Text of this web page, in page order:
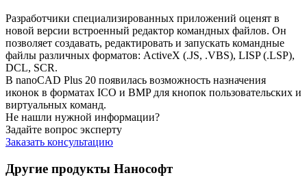
Разработчики специализированных приложений оценят в
новой версии встроенный редактор командных файлов. Он
позволяет создавать, редактировать и запускать командные
файлы различных форматов: ActiveX (.JS, .VBS), LISP (.LSP),
DCL, SCR.
В nanoCAD Plus 20 появилась возможность назначения
иконок в форматах ICO и BMP для кнопок пользовательских и
виртуальных команд.
Не нашли нужной информации?
Задайте вопрос эксперту
Заказать консультацию
Другие продукты Нанософт